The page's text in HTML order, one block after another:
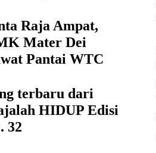
Raja Ampat,
Mater Dei
Pantai WTC
terbaru dari
HIDUP Edisi
32